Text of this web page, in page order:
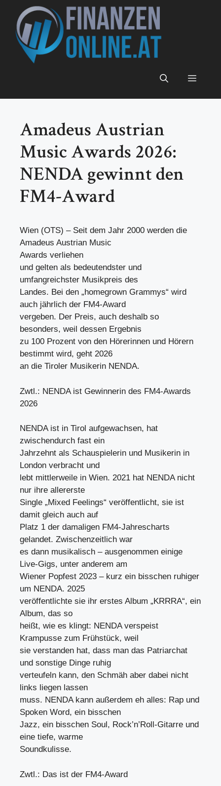
Inhalt
springen
Menü
Amadeus Austrian
Music Awards 2026:
NENDA gewinnt den
FM4-Award
Wien (OTS) – Seit dem Jahr 2000 werden die
Amadeus Austrian Music
Awards verliehen
und gelten als bedeutendster und
umfangreichster Musikpreis des
Landes. Bei den „homegrown Grammys“ wird
auch jährlich der FM4-Award
vergeben. Der Preis, auch deshalb so
besonders, weil dessen Ergebnis
zu 100 Prozent von den Hörerinnen und Hörern
bestimmt wird, geht 2026
an die Tiroler Musikerin NENDA.
Zwtl.: NENDA ist Gewinnerin des FM4-Awards
2026
NENDA ist in Tirol aufgewachsen, hat
zwischendurch fast ein
Jahrzehnt als Schauspielerin und Musikerin in
London verbracht und
lebt mittlerweile in Wien. 2021 hat NENDA nicht
nur ihre allererste
Single „Mixed Feelings“ veröffentlicht, sie ist
damit gleich auch auf
Platz 1 der damaligen FM4-Jahrescharts
gelandet. Zwischenzeitlich war
es dann musikalisch – ausgenommen einige
Live-Gigs, unter anderem am
Wiener Popfest 2023 – kurz ein bisschen ruhiger
um NENDA. 2025
veröffentlichte sie ihr erstes Album „KRRRA“, ein
Album, das so
heißt, wie es klingt: NENDA verspeist
Krampusse zum Frühstück, weil
sie verstanden hat, dass man das Patriarchat
und sonstige Dinge ruhig
verteufeln kann, den Schmäh aber dabei nicht
links liegen lassen
muss. NENDA kann außerdem eh alles: Rap und
Spoken Word, ein bisschen
Jazz, ein bisschen Soul, Rock’n’Roll-Gitarre und
eine tiefe, warme
Soundkulisse.
Zwtl.: Das ist der FM4-Award